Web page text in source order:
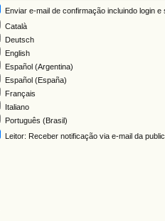
Enviar e-mail de confirmação incluindo login e
Català
Deutsch
English
Español (Argentina)
Español (España)
Français
Italiano
Português (Brasil)
Leitor: Receber notificação via e-mail da